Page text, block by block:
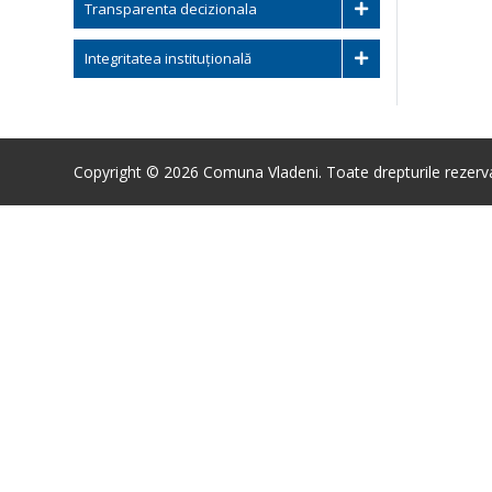
Transparenta decizionala
Integritatea instituțională
Copyright © 2026 Comuna Vladeni. Toate drepturile